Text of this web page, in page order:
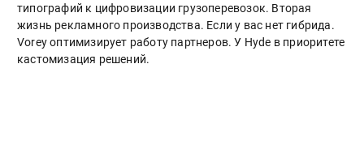
типографий к цифровизации грузоперевозок. Вторая
жизнь рекламного производства. Если у вас нет гибрида.
Vorey оптимизирует работу партнеров. У Hyde в приоритете
кастомизация решений.